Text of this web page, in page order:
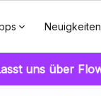
Neuigkeiten
uns über